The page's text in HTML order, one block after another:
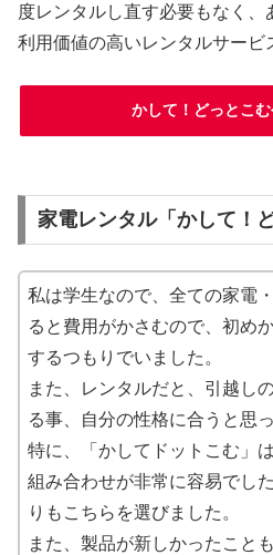
度レンタルし直す必要もなく、
利用価値の高いレンタルサービ
かして！どっとこ
家電レンタル「かして！
私は学生なので、全ての家電
ると費用がかさむので、初め
するつもりでいました。
また、レンタルだと、引越し
る事、自分の性格に合うと思
特に、「かしてドットこむ」
組み合わせが非常に容易でし
りもこちらを選びました。
また、製品が新しかったこと